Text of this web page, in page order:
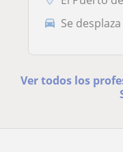
Se
Ver todos los